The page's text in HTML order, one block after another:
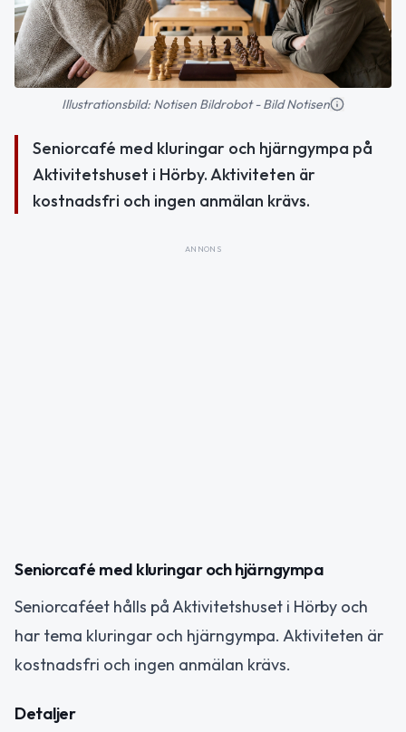
Illustrationsbild: Notisen Bildrobot - Bild Notisen
Seniorcafé med kluringar och hjärngympa på
Aktivitetshuset i Hörby. Aktiviteten är
kostnadsfri och ingen anmälan krävs.
ANNONS
Seniorcafé med kluringar och hjärngympa
Seniorcaféet hålls på Aktivitetshuset i Hörby och
har tema kluringar och hjärngympa. Aktiviteten är
kostnadsfri och ingen anmälan krävs.
Detaljer